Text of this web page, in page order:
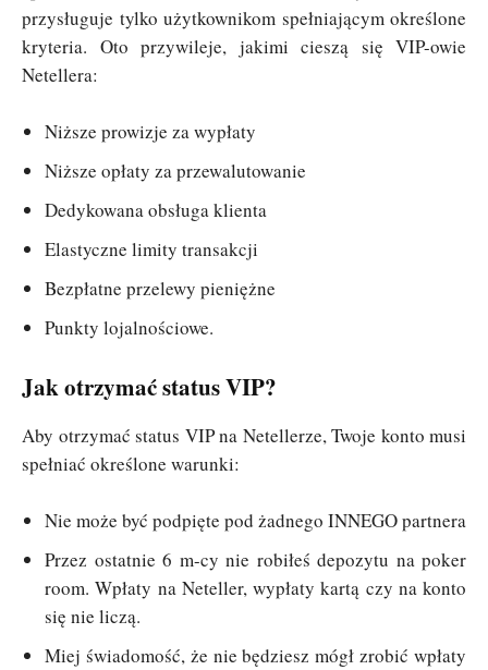
przysługuje tylko użytkownikom spełniającym określone
kryteria. Oto przywileje, jakimi cieszą się VIP-owie
Netellera:
Niższe prowizje za wypłaty
Niższe opłaty za przewalutowanie
Dedykowana obsługa klienta
Elastyczne limity transakcji
Bezpłatne przelewy pieniężne
Punkty lojalnościowe.
Jak otrzymać status VIP?
Aby otrzymać status VIP na Netellerze, Twoje konto musi
spełniać określone warunki:
Nie może być podpięte pod żadnego INNEGO partnera
Przez ostatnie 6 m-cy nie robiłeś depozytu na poker
room. Wpłaty na Neteller, wypłaty kartą czy na konto
się nie liczą.
Miej świadomość, że nie będziesz mógł zrobić wpłaty